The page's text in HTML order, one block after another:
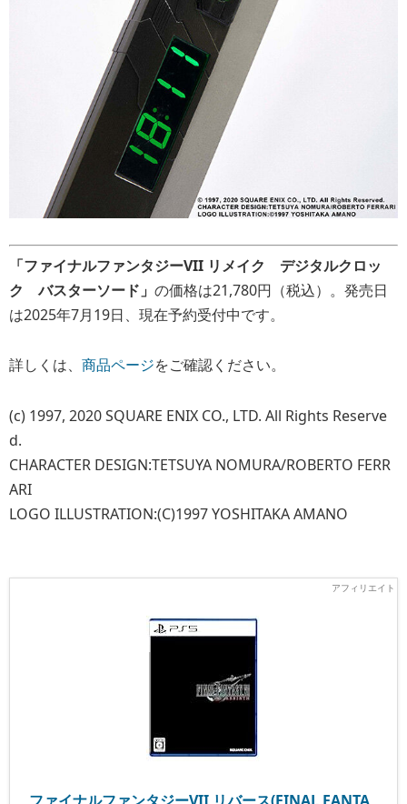
「ファイナルファンタジーVII リメイク デジタルクロッ
ク バスターソード」 の価格は21,780円（税込）。発売日
は2025年7月19日、現在予約受付中です。
詳しくは、 商品ページをご確認ください。
(c) 1997, 2020 SQUARE ENIX CO., LTD. All Rights Reserve
d.
CHARACTER DESIGN:TETSUYA NOMURA/ROBERTO FERR
ARI
LOGO ILLUSTRATION:(C)1997 YOSHITAKA AMANO